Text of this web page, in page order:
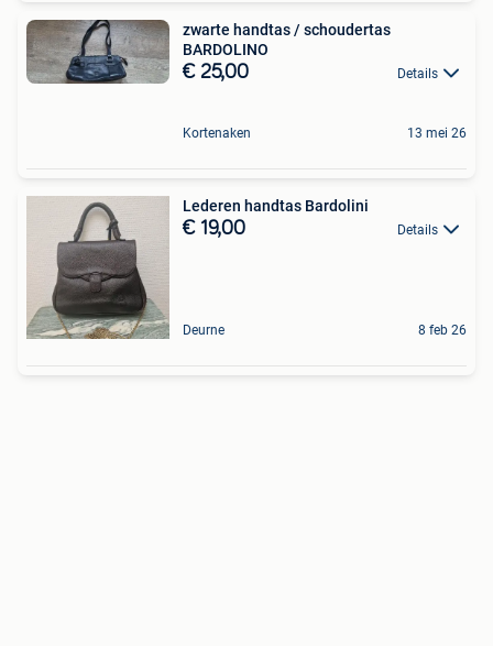
zwarte handtas / schoudertas
BARDOLINO
€ 25,00 Details
Kortenaken 13 mei 26
Lederen handtas Bardolini
€ 19,00 Details
Deurne 8 feb 26